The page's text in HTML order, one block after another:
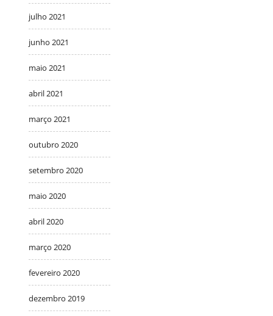
julho 2021
junho 2021
maio 2021
abril 2021
março 2021
outubro 2020
setembro 2020
maio 2020
abril 2020
março 2020
fevereiro 2020
dezembro 2019